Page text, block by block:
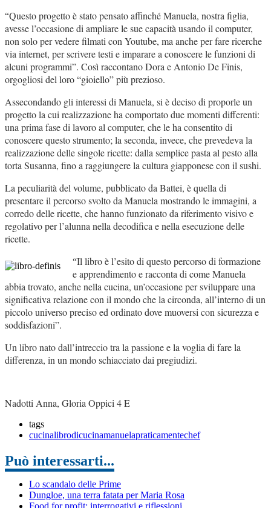
“Questo progetto è stato pensato affinché Manuela, nostra figlia,
avesse l’occasione di ampliare le sue capacità usando il computer,
non solo per vedere filmati con Youtube, ma anche per fare ricerche
via internet, per scrivere testi e imparare a conoscere le funzioni di
alcuni programmi”. Così raccontano Dora e Antonio De Finis,
orgogliosi del loro “gioiello” più prezioso.
Assecondando gli interessi di Manuela, si è deciso di proporle un
progetto la cui realizzazione ha comportato due momenti differenti:
una prima fase di lavoro al computer, che le ha consentito di
conoscere questo strumento; la seconda, invece, che prevedeva la
realizzazione delle singole ricette: dalla semplice pasta al pesto alla
torta Susanna, fino a raggiungere la cultura giapponese con il sushi.
La peculiarità del volume, pubblicato da Battei, è quella di
presentare il percorso svolto da Manuela mostrando le immagini, a
corredo delle ricette, che hanno funzionato da riferimento visivo e
regolativo per l’alunna nella decodifica e nella esecuzione delle
ricette.
“Il libro è l’esito di questo percorso di formazione
e apprendimento e racconta di come Manuela
abbia trovato, anche nella cucina, un’occasione per sviluppare una
significativa relazione con il mondo che la circonda, all’interno di un
piccolo universo preciso ed ordinato dove muoversi con sicurezza e
soddisfazioni”.
Un libro nato dall’intreccio tra la passione e la voglia di fare la
differenza, in un mondo schiacciato dai pregiudizi.
Nadotti Anna, Gloria Oppici 4 E
tags
cucinalibrodicucinamanuelapraticamentechef
Può interessarti...
Lo scandalo delle Prime
Dungloe, una terra fatata per Maria Rosa
Food for profit: interrogativi e riflessioni